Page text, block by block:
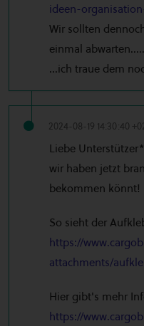
ideen-
Wir sollten
einmal abwarten.....
...ich traue dem
2024-08-19 14:30:40
Liebe
wir haben jetzt
bekommen könnt!
So sieht der
https://
attachments/
Hier gibt's mehr
https://